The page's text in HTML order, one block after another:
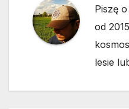
Piszę
od
lesie